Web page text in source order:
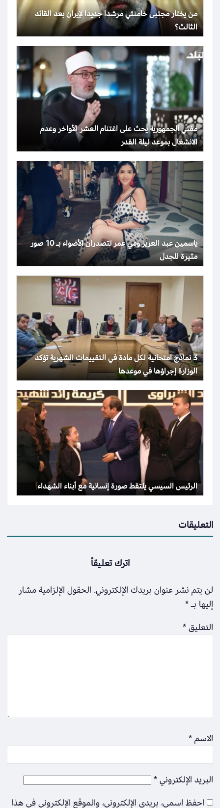
من يختار مجتبى خامنئي مرشدا جديدا لإيران بعد القائد
الثالث؟
مفتي الجمهورية يحث على اغتنام العشر الأواخر وعدم
الانشغال بموعد ليلة القدر
ياسمين عبد العزيز ومي عمر تتصدران الأضواء بـ 10 صور
مثيرة للجدل
3 نماذج امتحانية لكل مادة في التقييمات الشهرية تؤكد
الوزارة إجراؤها في موعدها
الرئيس السيسي يلتقط صورة إنسانية مع أبناء الشهداء
التعليقات
اترك تعليقاً
لن يتم نشر عنوان بريدك الإلكتروني. الحقول الإلزامية مشار
إليها بـ*
التعليق*
الاسم*
البريد الإلكتروني*
احفظ اسمي، بريدي الإلكتروني، والموقع الإلكتروني في هذا